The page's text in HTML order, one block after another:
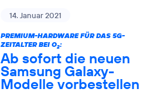
14. Januar 2021
PREMIUM-HARDWARE FÜR DAS 5G-
ZEITALTER BEI O2:
Ab sofort die neuen
Samsung Galaxy-
Modelle vorbestellen